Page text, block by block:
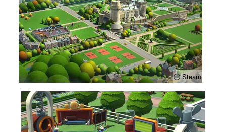
ⓘ Steam